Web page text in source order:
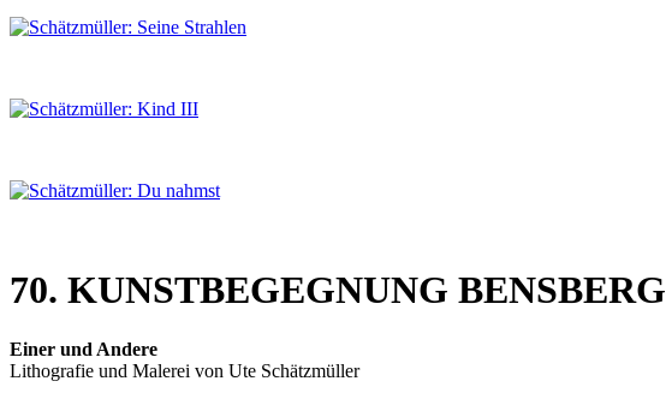
70. KUNSTBEGEGNUNG BENSBERG
Einer und Andere
Lithografie und Malerei von Ute Schätzmüller